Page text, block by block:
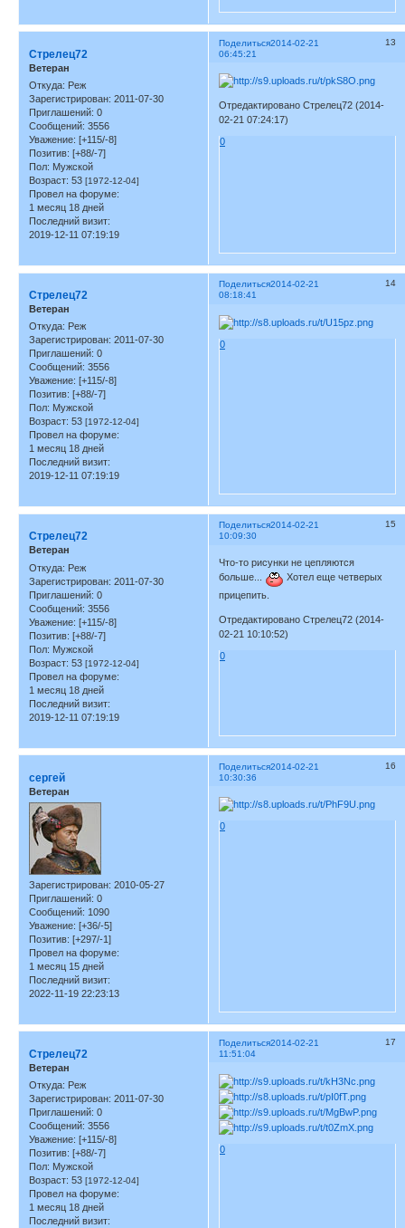
Поделиться 13
2014-02-21
06:45:21
Стрелец72
Ветеран
Откуда: Реж
Зарегистрирован: 2011-07-30
Приглашений: 0
Сообщений: 3556
Уважение: [+115/-8]
Позитив: [+88/-7]
Пол: Мужской
Возраст: 53 [1972-12-04]
Провел на форуме:
1 месяц 18 дней
Последний визит:
2019-12-11 07:19:19
Отредактировано Стрелец72 (2014-
02-21 07:24:17)
0
Поделиться 14
2014-02-21
08:18:41
Стрелец72
Ветеран
Откуда: Реж
Зарегистрирован: 2011-07-30
Приглашений: 0
Сообщений: 3556
Уважение: [+115/-8]
Позитив: [+88/-7]
Пол: Мужской
Возраст: 53 [1972-12-04]
Провел на форуме:
1 месяц 18 дней
Последний визит:
2019-12-11 07:19:19
0
Поделиться 15
2014-02-21
10:09:30
Стрелец72
Ветеран
Откуда: Реж
Зарегистрирован: 2011-07-30
Приглашений: 0
Сообщений: 3556
Уважение: [+115/-8]
Позитив: [+88/-7]
Пол: Мужской
Возраст: 53 [1972-12-04]
Провел на форуме:
1 месяц 18 дней
Последний визит:
2019-12-11 07:19:19
Что-то рисунки не цепляются
больше...
Хотел еще четверых
прицепить.
Отредактировано Стрелец72 (2014-
02-21 10:10:52)
0
Поделиться 16
2014-02-21
10:30:36
сергей
Ветеран
Зарегистрирован: 2010-05-27
Приглашений: 0
Сообщений: 1090
Уважение: [+36/-5]
Позитив: [+297/-1]
Провел на форуме:
1 месяц 15 дней
Последний визит:
2022-11-19 22:23:13
0
Поделиться 17
2014-02-21
11:51:04
Стрелец72
Ветеран
Откуда: Реж
Зарегистрирован: 2011-07-30
Приглашений: 0
Сообщений: 3556
Уважение: [+115/-8]
Позитив: [+88/-7]
Пол: Мужской
Возраст: 53 [1972-12-04]
Провел на форуме:
1 месяц 18 дней
Последний визит:
0